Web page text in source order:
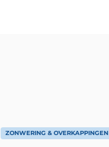
ZONWERING & OVERKAPPINGEN